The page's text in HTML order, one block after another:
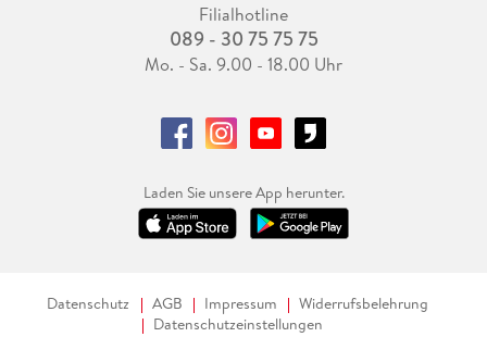
Filialhotline
089 - 30 75 75 75
Mo. - Sa. 9.00 - 18.00 Uhr
Laden Sie unsere App herunter.
Datenschutz AGB Impressum
Widerrufsbelehrung
Datenschutzeinstellungen